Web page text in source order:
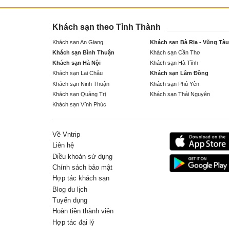
Khách sạn theo Tỉnh Thành
Khách sạn An Giang Khách sạn Bà Rịa - Vũng Tàu
Khách sạn Bình Thuận
Khách sạn Cần Thơ
Khách sạn Hà Nội
Khách sạn Hà Tĩnh
Khách sạn Lai Châu
Khách sạn Lâm Đồng
Khách sạn Ninh Thuận
Khách sạn Phú Yên
Khách sạn Quảng Trị
Khách sạn Thái Nguyên
Khách sạn Vĩnh Phúc
Về Vntrip
Liên hệ
Điều khoản sử dụng
Chính sách bảo mật
Hợp tác khách sạn
Blog du lịch
Tuyển dụng
Hoàn tiền thành viên
Hợp tác đại lý